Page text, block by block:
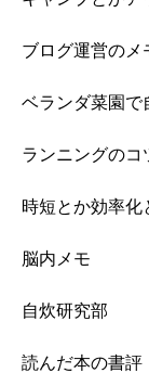
ブログ運営のメ
ベランダ菜園で
ランニングのコ
時短とか効率化
脳内メモ
自炊研究部
読んだ本の書評